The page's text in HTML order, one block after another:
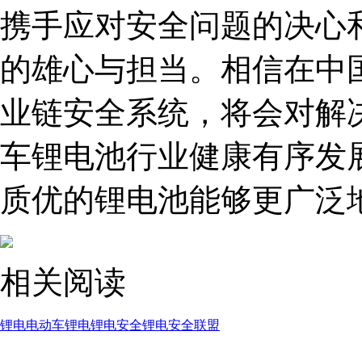
携手应对安全问题的决心
的雄心与担当。相信在
业链安全系统，将会对
车锂电池行业健康有序发
质优的锂电池能够更广
相关阅读
锂电电动车锂电锂电安全锂电安全联盟